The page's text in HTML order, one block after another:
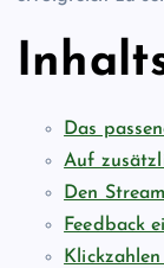
Das
Auf
Den
Feedback